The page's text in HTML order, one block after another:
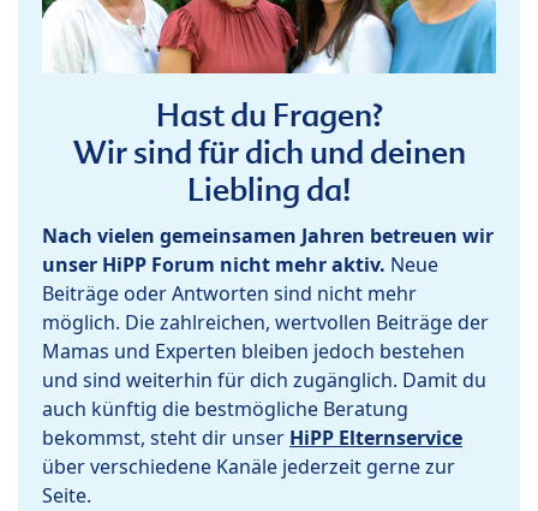
Hast du Fragen?
Wir sind für dich und deinen
Liebling da!
Nach vielen gemeinsamen Jahren betreuen wir
unser HiPP Forum nicht mehr aktiv. Neue
Beiträge oder Antworten sind nicht mehr
möglich. Die zahlreichen, wertvollen Beiträge der
Mamas und Experten bleiben jedoch bestehen
und sind weiterhin für dich zugänglich. Damit du
auch künftig die bestmögliche Beratung
bekommst, steht dir unser HiPP Elternservice
über verschiedene Kanäle jederzeit gerne zur
Seite.